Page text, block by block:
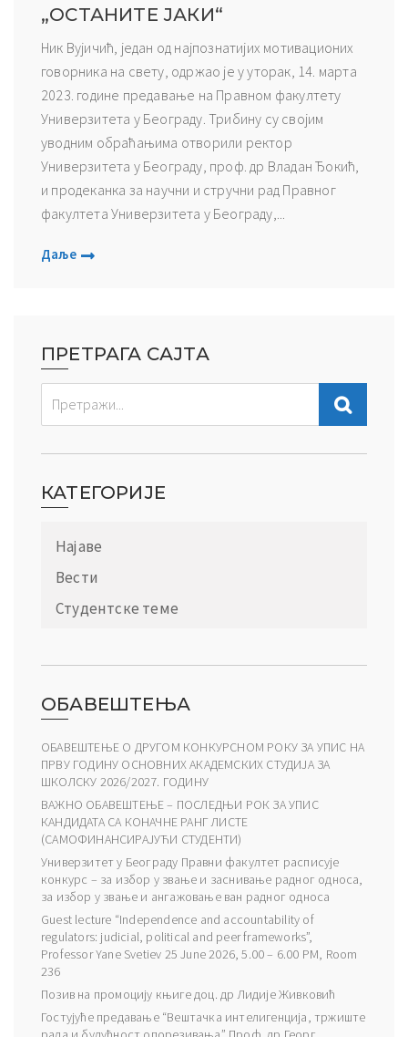
„ОСТАНИТЕ ЈАКИ“
Ник Вујичић, један од најпознатијих мотивационих
говорника на свету, одржао је у уторак, 14. марта
2023. године предавање на Правном факултету
Универзитета у Београду. Трибину су својим
уводним обраћањима отворили ректор
Универзитета у Београду, проф. др Владан Ђокић,
и продеканка за научни и стручни рад Правног
факултета Универзитета у Београду,...
Даље
ПРЕТРАГА САЈТА
КАТЕГОРИЈЕ
Најаве
Вести
Студентске теме
ОБАВЕШТЕЊА
ОБАВЕШТЕЊЕ О ДРУГОМ КОНКУРСНОМ РОКУ ЗА УПИС НА
ПРВУ ГОДИНУ ОСНОВНИХ АКАДЕМСКИХ СТУДИЈА ЗА
ШКОЛСКУ 2026/2027. ГОДИНУ
ВАЖНО ОБАВЕШТЕЊЕ – ПОСЛЕДЊИ РОК ЗА УПИС
КАНДИДАТА СА КОНАЧНЕ РАНГ ЛИСТЕ
(САМОФИНАНСИРАЈУЋИ СТУДЕНТИ)
Универзитет у Београду Правни факултет расписује
конкурс – за избор у звање и заснивање радног односа,
за избор у звање и ангажовање ван радног односа
Guest lecture “Independence and accountability of
regulators: judicial, political and peer frameworks”,
Professor Yane Svetiev 25 June 2026, 5.00 – 6.00 PM, Room
236
Позив на промоцију књиге доц. др Лидије Живковић
Гостујуће предавање “Вештачка интелигенција, тржиште